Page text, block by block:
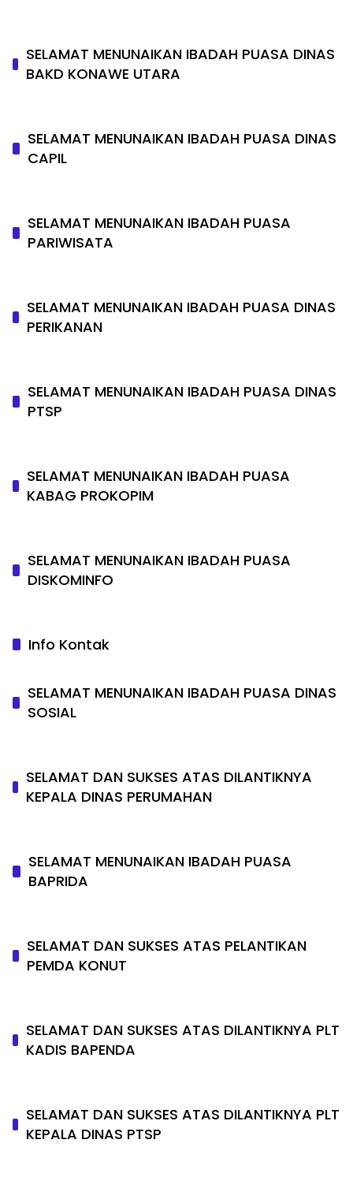
SELAMAT MENUNAIKAN IBADAH PUASA DINAS
BAKD KONAWE UTARA
SELAMAT MENUNAIKAN IBADAH PUASA DINAS
CAPIL
SELAMAT MENUNAIKAN IBADAH PUASA
PARIWISATA
SELAMAT MENUNAIKAN IBADAH PUASA DINAS
PERIKANAN
SELAMAT MENUNAIKAN IBADAH PUASA DINAS
PTSP
SELAMAT MENUNAIKAN IBADAH PUASA
KABAG PROKOPIM
SELAMAT MENUNAIKAN IBADAH PUASA
DISKOMINFO
Info Kontak
SELAMAT MENUNAIKAN IBADAH PUASA DINAS
SOSIAL
SELAMAT DAN SUKSES ATAS DILANTIKNYA
KEPALA DINAS PERUMAHAN
SELAMAT MENUNAIKAN IBADAH PUASA
BAPRIDA
SELAMAT DAN SUKSES ATAS PELANTIKAN
PEMDA KONUT
SELAMAT DAN SUKSES ATAS DILANTIKNYA PLT
KADIS BAPENDA
SELAMAT DAN SUKSES ATAS DILANTIKNYA PLT
KEPALA DINAS PTSP